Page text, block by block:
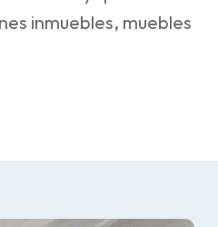
inmuebles, muebles